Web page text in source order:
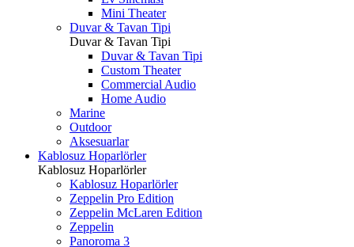
Mini Theater
Duvar & Tavan Tipi
Duvar & Tavan Tipi
Duvar & Tavan Tipi
Custom Theater
Commercial Audio
Home Audio
Marine
Outdoor
Aksesuarlar
Kablosuz Hoparlörler
Kablosuz Hoparlörler
Kablosuz Hoparlörler
Zeppelin Pro Edition
Zeppelin McLaren Edition
Zeppelin
Panoroma 3